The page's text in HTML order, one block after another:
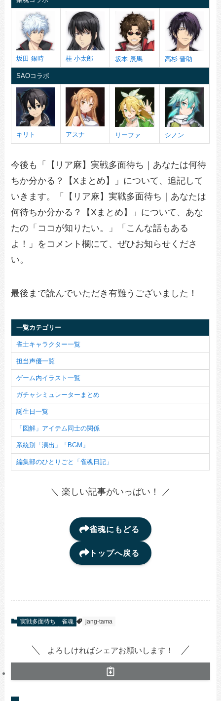
坂田 銀時 桂 小太郎 坂本 辰馬 高杉 晋助
SAOコラボ
キリト アスナ リーファ シノン
今後も「【リア麻】実戦多面待ち｜あなたは何待
ちか分かる？【Xまとめ】」について、追記して
いきます。「【リア麻】実戦多面待ち｜あなたは
何待ちか分かる？【Xまとめ】」について、あな
たの「ココが知りたい。」「こんな話もある
よ！」をコメント欄にて、ぜひお知らせくださ
い。
最後まで読んでいただき有難うございました！
一覧カテゴリー
雀士キャラクター一覧
担当声優一覧
ゲーム内イラスト一覧
ガチャシミュレーターまとめ
誕生日一覧
「図解」アイテム同士の関係
系統別「演出」「BGM」
編集部のひとりごと「雀魂日記」
＼ 楽しい記事がいっぱい！ ／
雀魂にもどる
トップへ戻る
実戦多面待ち 雀魂 jang-tama
よろしければシェアお願いします！